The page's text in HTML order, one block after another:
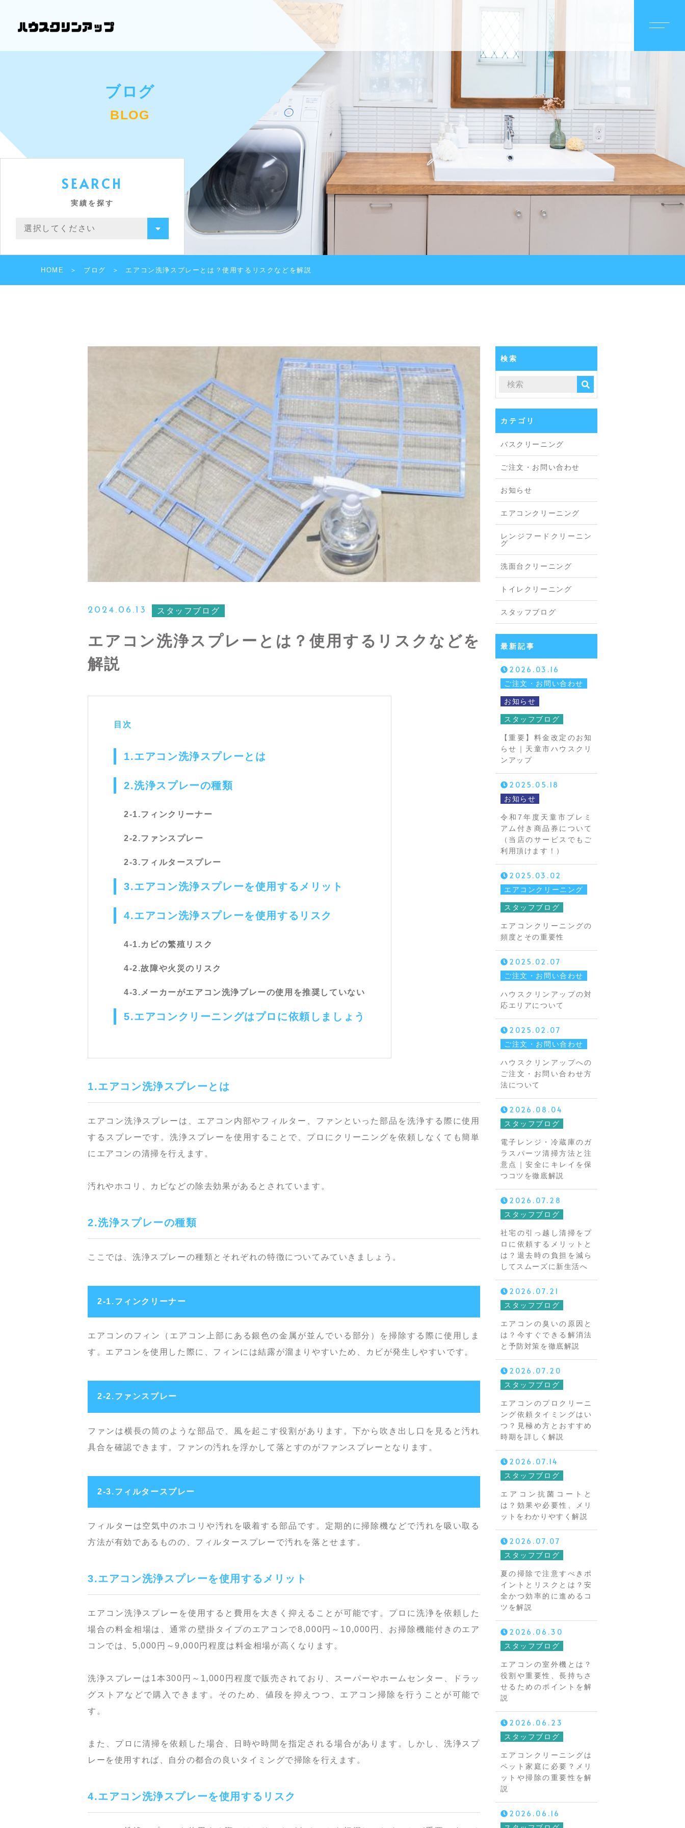
ブログ
BLOG
SEARCH
実績を探す
HOME ブログ エアコン洗浄スプレーとは？使用するリスクなどを解説
2024.06.13 スタッフブログ
エアコン洗浄スプレーとは？使用するリスクなどを
解説
目次
1.エアコン洗浄スプレーとは
2.洗浄スプレーの種類
2-1.フィンクリーナー
2-2.ファンスプレー
2-3.フィルタースプレー
3.エアコン洗浄スプレーを使用するメリット
4.エアコン洗浄スプレーを使用するリスク
4-1.カビの繁殖リスク
4-2.故障や火災のリスク
4-3.メーカーがエアコン洗浄プレーの使用を推奨していない
5.エアコンクリーニングはプロに依頼しましょう
1.エアコン洗浄スプレーとは
エアコン洗浄スプレーは、エアコン内部やフィルター、ファンといった部品を洗浄する際に使用
するスプレーです。洗浄スプレーを使用することで、プロにクリーニングを依頼しなくても簡単
にエアコンの清掃を行えます。
汚れやホコリ、カビなどの除去効果があるとされています。
2.洗浄スプレーの種類
ここでは、洗浄スプレーの種類とそれぞれの特徴についてみていきましょう。
2-1.フィンクリーナー
エアコンのフィン（エアコン上部にある銀色の金属が並んでいる部分）を掃除する際に使用しま
す。エアコンを使用した際に、フィンには結露が溜まりやすいため、カビが発生しやすいです。
2-2.ファンスプレー
ファンは横長の筒のような部品で、風を起こす役割があります。下から吹き出し口を見ると汚れ
具合を確認できます。ファンの汚れを浮かして落とすのがファンスプレーとなります。
2-3.フィルタースプレー
フィルターは空気中のホコリや汚れを吸着する部品です。定期的に掃除機などで汚れを吸い取る
方法が有効であるものの、フィルタースプレーで汚れを落とせます。
3.エアコン洗浄スプレーを使用するメリット
エアコン洗浄スプレーを使用すると費用を大きく抑えることが可能です。プロに洗浄を依頼した
場合の料金相場は、通常の壁掛タイプのエアコンで8,000円～10,000円、お掃除機能付きのエア
コンでは、5,000円～9,000円程度は料金相場が高くなります。
洗浄スプレーは1本300円～1,000円程度で販売されており、スーパーやホームセンター、ドラッ
グストアなどで購入できます。そのため、値段を抑えつつ、エアコン掃除を行うことが可能で
す。
また、プロに清掃を依頼した場合、日時や時間を指定される場合があります。しかし、洗浄スプ
レーを使用すれば、自分の都合の良いタイミングで掃除を行えます。
4.エアコン洗浄スプレーを使用するリスク
検索
カテゴリ
バスクリーニング
ご注文・お問い合わせ
お知らせ
エアコンクリーニング
レンジフードクリーニン
グ
洗面台クリーニング
トイレクリーニング
スタッフブログ
最新記事
2026.03.16
ご注文・お問い合わせ
お知らせ
スタッフブログ
【重要】料金改定のお知
らせ｜天童市ハウスクリ
ンアップ
2025.05.18
お知らせ
令和7年度天童市プレミ
アム付き商品券について
（当店のサービスでもご
利用頂けます！）
2025.03.02
エアコンクリーニング
スタッフブログ
エアコンクリーニングの
頻度とその重要性
2025.02.07
ご注文・お問い合わせ
ハウスクリンアップの対
応エリアについて
2025.02.07
ご注文・お問い合わせ
ハウスクリンアップへの
ご注文・お問い合わせ方
法について
2026.08.04
スタッフブログ
電子レンジ・冷蔵庫のガ
ラスパーツ清掃方法と注
意点｜安全にキレイを保
つコツを徹底解説
2026.07.28
スタッフブログ
社宅の引っ越し清掃をプ
ロに依頼するメリットと
は？退去時の負担を減ら
してスムーズに新生活へ
2026.07.21
スタッフブログ
エアコンの臭いの原因と
は？今すぐできる解消法
と予防対策を徹底解説
2026.07.20
スタッフブログ
エアコンのプロクリーニ
ング依頼タイミングはい
つ？見極め方とおすすめ
時期を詳しく解説
2026.07.14
スタッフブログ
エアコン抗菌コートと
は？効果や必要性、メリ
ットをわかりやすく解説
2026.07.07
スタッフブログ
夏の掃除で注意すべきポ
イントとリスクとは？安
全かつ効率的に進めるコ
ツを解説
2026.06.30
スタッフブログ
エアコンの室外機とは？
役割や重要性、長持ちさ
せるためのポイントを解
説
2026.06.23
スタッフブログ
エアコンクリーニングは
ペット家庭に必要？メリ
ットや掃除の重要性を解
説
2026.06.16